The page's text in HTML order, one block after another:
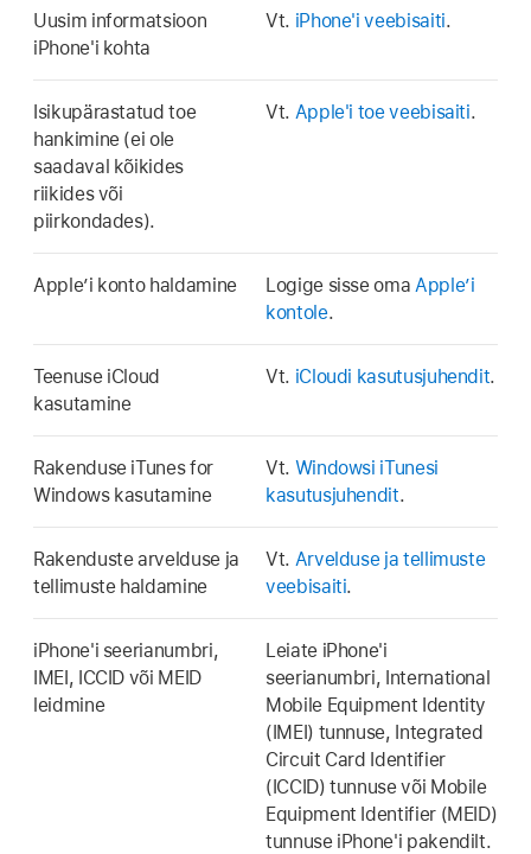
Uusim informatsioon
iPhone'i kohta
Vt. iPhone'i veebisaiti.
Isikupärastatud toe
hankimine (ei ole
saadaval kõikides
riikides või
piirkondades).
Vt. Apple'i toe veebisaiti.
Apple’i konto haldamine Logige sisse oma Apple’i
kontole.
Teenuse iCloud
kasutamine
Vt. iCloudi kasutusjuhendit.
Rakenduse iTunes for
Windows kasutamine
Vt. Windowsi iTunesi
kasutusjuhendit.
Rakenduste arvelduse ja
tellimuste haldamine
Vt. Arvelduse ja tellimuste
veebisaiti.
iPhone'i seerianumbri,
IMEI, ICCID või MEID
leidmine
Leiate iPhone'i
seerianumbri, International
Mobile Equipment Identity
(IMEI) tunnuse, Integrated
Circuit Card Identifier
(ICCID) tunnuse või Mobile
Equipment Identifier (MEID)
tunnuse iPhone'i pakendilt.